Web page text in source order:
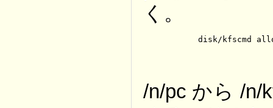
く。
disk/kfscmd
/n/pc から /n/